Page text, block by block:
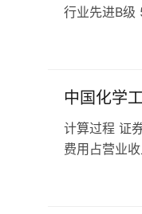
行业先进B
中国化学
计算过程 证
费用占营业